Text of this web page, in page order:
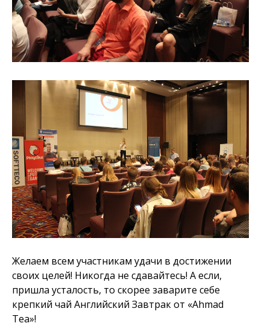
Желаем всем участникам удачи в достижении
своих целей! Никогда не сдавайтесь! А если,
пришла усталость, то скорее заварите себе
крепкий чай Английский Завтрак от «Ahmad
Tea»!